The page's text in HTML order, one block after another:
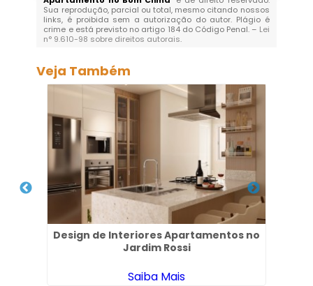
Sua reprodução, parcial ou total, mesmo citando nossos
links, é proibida sem a autorização do autor. Plágio é
crime e está previsto no artigo 184 do Código Penal. – Lei
n° 9.610-98 sobre direitos autorais.
Veja Também
Design de Interiores Apartamentos no
Jardim Rossi
Saiba Mais